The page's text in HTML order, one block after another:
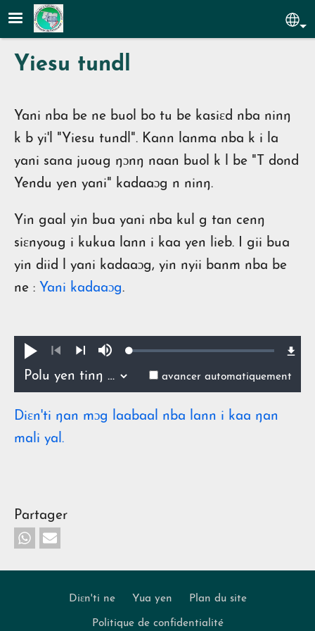
Aller au contenu principal
Yiesu tundl
Yani nba be ne buol bo tu be kasiɛd nba ninŋ
k b yi'l "Yiesu tundl". Kann lanma nba k i la
yani sana juoug ŋɔnŋ naan buol k l be "T dond
Yendu yen yani" kadaaɔg n ninŋ.
Yin gaal yin bua yani nba kul g tan cenŋ
siɛnyoug i kukua lann i kaa yen lieb. I gii bua
yin diid l yani kadaaɔg, yin nyii banm nba be
ne : Yani kadaaɔg.
Pua
PrécédentSuivant
Lan Loaded:
avancer automatiquement
Diɛn'ti ŋan mɔg laabaal nba lann i kaa ŋan
mali yal.
Partager
Diɛn'ti ne Yua yen Plan du site
Politique de confidentialité